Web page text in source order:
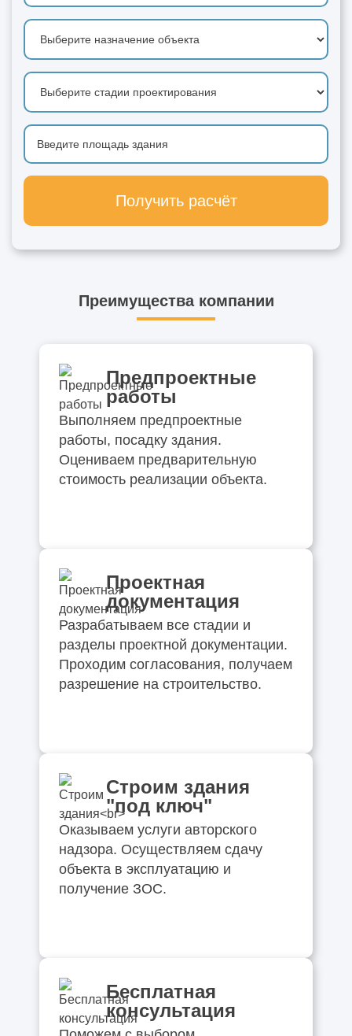
Получить расчёт
Преимущества компании
Предпроектные
работы
Выполняем предпроектные
работы, посадку здания.
Оцениваем предварительную
стоимость реализации объекта.
Проектная
документация
Разрабатываем все стадии и
разделы проектной документации.
Проходим согласования, получаем
разрешение на строительство.
Строим здания
"под ключ"
Оказываем услуги авторского
надзора. Осуществляем сдачу
объекта в эксплуатацию и
получение ЗОС.
Бесплатная
консультация